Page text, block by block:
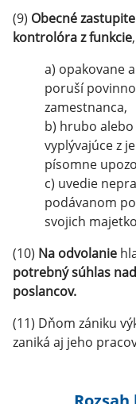
(9) Obecné
kontrolóra z funkcie
a) opakovane
poruší
zamestnanca,
b) hrubo
vyplývajúce z
písomne
c) uvedie
podávanom
svojich
(10) Na odvolanie
potrebný súhlas
poslancov.
(11) Dňom zániku
zaniká aj jeho